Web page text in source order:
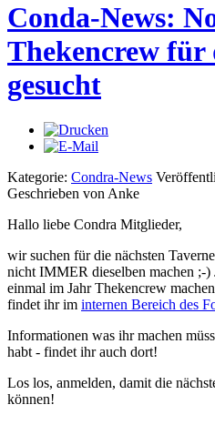
Conda-News:
Thekencrew für
gesucht
Kategorie: Condra-News
Geschrieben von Anke
Hallo liebe Condra Mitglieder,
wir suchen für die nächsten
nicht IMMER dieselben machen ;-
einmal im Jahr Thekencrew
findet ihr im internen Bereich des
Informationen was ihr machen
habt - findet ihr auch dort!
Los los, anmelden, damit die
können!